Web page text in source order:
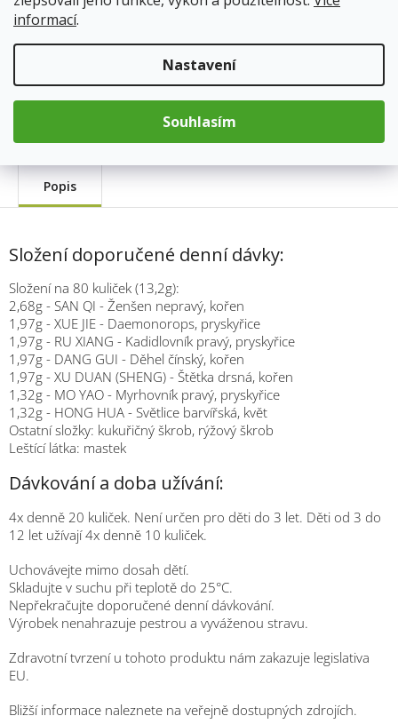
informací.
Nastavení
Souhlasím
Kategorie:
TCM Bohemia
Hmotnost
Popis
Složení doporučené denní dávky:
Složení na 80 kuliček (13,2g):
2,68g - SAN QI - Ženšen nepravý, kořen
1,97g - XUE JIE - Daemonorops, pryskyřice
1,97g - RU XIANG - Kadidlovník pravý, pryskyřice
1,97g - DANG GUI - Děhel čínský, kořen
1,97g - XU DUAN (SHENG) - Štětka drsná, kořen
1,32g - MO YAO - Myrhovník pravý, pryskyřice
1,32g - HONG HUA - Světlice barvířská, květ
Ostatní složky: kukuřičný škrob, rýžový škrob
Leštící látka: mastek
Dávkování a doba užívání:
4x denně 20 kuliček. Není určen pro děti do 3 let. Děti od 3 do
12 let užívají 4x denně 10 kuliček.
Uchovávejte mimo dosah dětí.
Skladujte v suchu při teplotě do 25°C.
Nepřekračujte doporučené denní dávkování.
Výrobek nenahrazuje pestrou a vyváženou stravu.
Zdravotní tvrzení u tohoto produktu nám zakazuje legislativa
EU.
Bližší informace naleznete na veřejně dostupných zdrojích.